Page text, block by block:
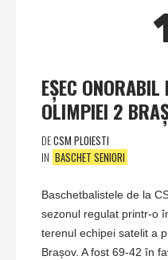
EŞEC ONORABIL
OLIMPIEI 2
DECSM PLOIESTI
IN BASCHET SENIORI
Baschetbalistele de la
sezonul regulat printr-o
terenul echipei satelit a
Brașov. A fost 69-42 în